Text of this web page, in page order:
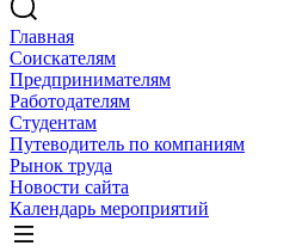
Главная
Соискателям
Предпринимателям
Работодателям
Студентам
Путеводитель по компаниям
Рынок труда
Новости сайта
Календарь мероприятий